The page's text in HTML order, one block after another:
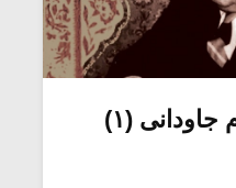
(۱)